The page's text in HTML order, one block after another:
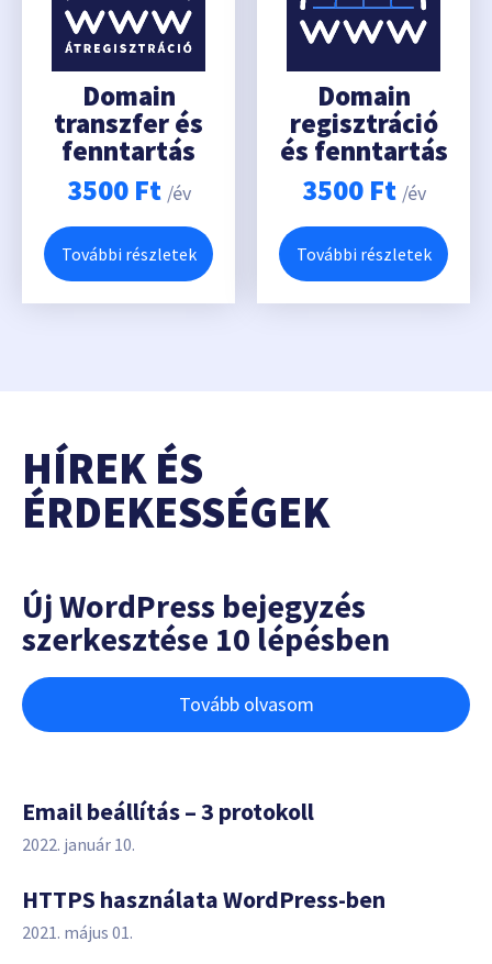
Domain
transzfer és
fenntartás
3500 Ft /év
További részletek
Domain
regisztráció
és fenntartás
3500 Ft /év
További részletek
HÍREK ÉS
ÉRDEKESSÉGEK
Új WordPress bejegyzés
szerkesztése 10 lépésben
Tovább olvasom
Email beállítás – 3 protokoll
2022. január 10.
HTTPS használata WordPress-ben
2021. május 01.